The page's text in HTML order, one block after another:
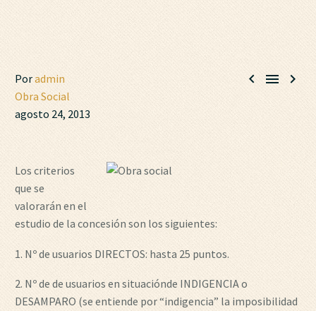
  
Poradmin
Obra Social
agosto 24, 2013
Los criterios
que se
valorarán en el
estudio de la concesión son los siguientes:
1. Nº de usuarios DIRECTOS: hasta 25 puntos.
2. Nº de de usuarios en situaciónde INDIGENCIA o
DESAMPARO (se entiende por “indigencia” la imposibilidad